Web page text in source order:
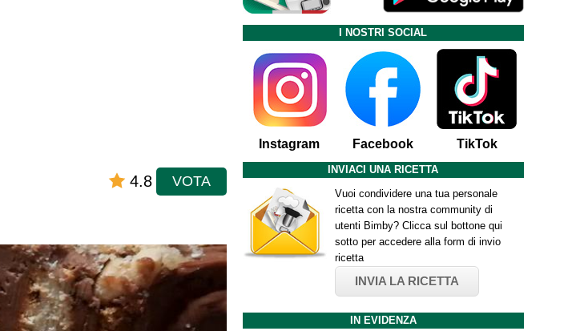
4.8 VOTA
I NOSTRI SOCIAL
Instagram Facebook TikTok
INVIACI UNA RICETTA
Vuoi condividere una tua personale
ricetta con la nostra community di
utenti Bimby? Clicca sul bottone qui
sotto per accedere alla form di invio
ricetta
INVIA LA RICETTA
IN EVIDENZA